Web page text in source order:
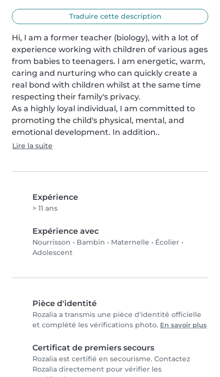
Traduire cette description
Hi, I am a former teacher (biology), with a lot of
experience working with children of various ages
from babies to teenagers. I am energetic, warm,
caring and nurturing who can quickly create a
real bond with children whilst at the same time
respecting their family's privacy.
As a highly loyal individual, I am committed to
promoting the child's physical, mental, and
emotional development. In addition..
Lire la suite
Expérience
> 11 ans
Expérience avec
Nourrisson • Bambin • Maternelle • Écolier •
Adolescent
Pièce d'identité
Rozalia a transmis une pièce d'identité officielle
et complété les vérifications photo. En savoir plus
Certificat de premiers secours
Rozalia est certifié en secourisme. Contactez
Rozalia directement pour vérifier les